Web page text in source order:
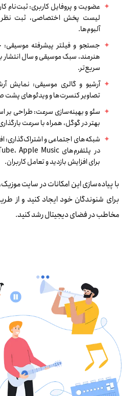
عضویت و پروفایل کاربری: ثبت‌نام
لیست پخش اختصاصی، ثبت نظر
آلبوم‌ها.
جستجو و فیلتر پیشرفته
هنرمند، سبک موسیقی و سال انتشار
سریع‌تر.
آرشیو و گالری موسیقی: نمایش
تصاویر کنسرت‌ها و ویدئوهای پشت
بهتر در گوگل، همراه با سرعت
شبکه‌های اجتماعی و اشتراک‌گذاری:
برای افزایش بازدید و تعامل کاربران.
با پیاده‌سازی این امکانات در سایت
برای شنوندگان خود ایجاد کنید و از
مخاطب در فضای دیجیتال رشد کنید.